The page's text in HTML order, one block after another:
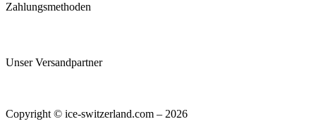
Zahlungsmethoden
Unser Versandpartner
Copyright © ice-switzerland.com – 2026